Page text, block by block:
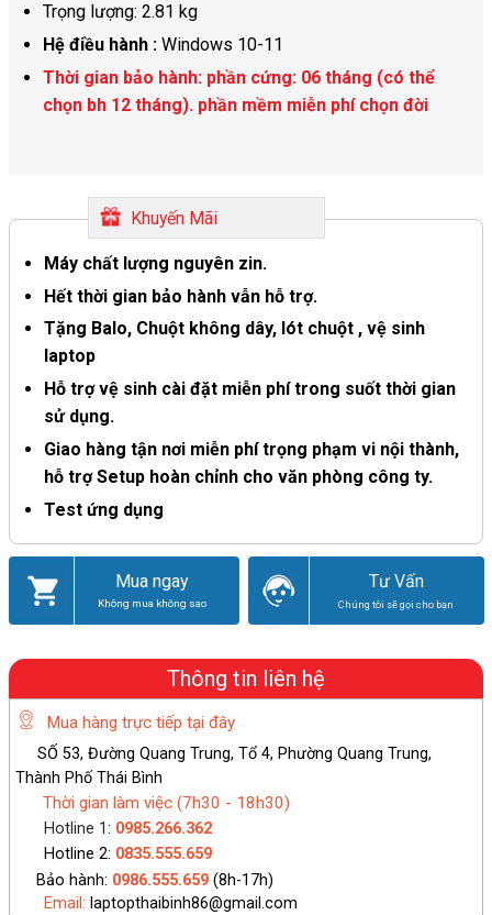
Trọng lượng: 2.81 kg
Hệ điều hành :Windows 10-11
Thời gian bảo hành: phần cứng: 06 tháng (có thể
chọn bh 12 tháng). phần mềm miễn phí chọn đời
Khuyến Mãi
Máy chất lượng nguyên zin.
Hết thời gian bảo hành vẫn hỗ trợ.
Tặng Balo, Chuột không dây, lót chuột , vệ sinh
laptop
Hỗ trợ vệ sinh cài đặt miễn phí trong suốt thời gian
sử dụng.
Giao hàng tận nơi miễn phí trọng phạm vi nội thành,
hỗ trợ Setup hoàn chỉnh cho văn phòng công ty.
Test ứng dụng
Mua ngay
Không mua không sao
Tư Vấn
Chúng tôi sẽ gọi cho bạn
Thông tin liên hệ
Mua hàng trực tiếp tại đây
SỐ 53, Đường Quang Trung, Tổ 4, Phường Quang Trung,
Thành Phố Thái Bình
Thời gian làm việc (7h30 - 18h30)
Hotline 1: 0985.266.362
Hotline 2: 0835.555.659
Bảo hành: 0986.555.659 (8h-17h)
Email: laptopthaibinh86@gmail.com